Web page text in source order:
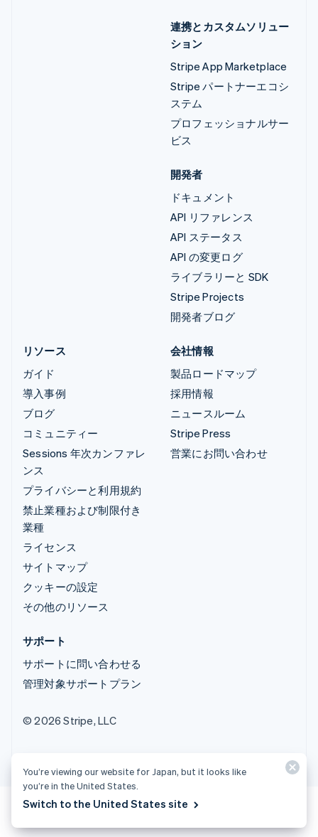
連携とカスタムソリュー
ション
Stripe App Marketplace
Stripe パートナーエコシ
ステム
プロフェッショナルサー
ビス
開発者
ドキュメント
API リファレンス
API ステータス
API の変更ログ
ライブラリーと SDK
Stripe Projects
開発者ブログ
リソース
ガイド
導入事例
ブログ
コミュニティー
Sessions 年次カンファレ
ンス
プライバシーと利用規約
禁止業種および制限付き
業種
ライセンス
サイトマップ
クッキーの設定
その他のリソース
会社情報
製品ロードマップ
採用情報
ニュースルーム
Stripe Press
営業にお問い合わせ
サポート
サポートに問い合わせる
管理対象サポートプラン
© 2026 Stripe, LLC
You’re viewing our website for Japan, but it looks like
you’re in the United States.
Switch to the United States site